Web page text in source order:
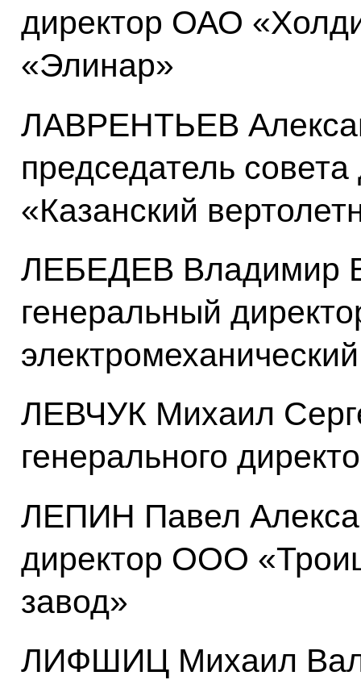
директор ОАО
«Элинар»
ЛАВРЕНТЬЕВ
председатель
«Казанский
ЛЕБЕДЕВ Владимир
генеральный
ЛЕВЧУК Михаил
генерального
ЛЕПИН Павел
директор ООО
завод»
ЛИФШИЦ Михаил